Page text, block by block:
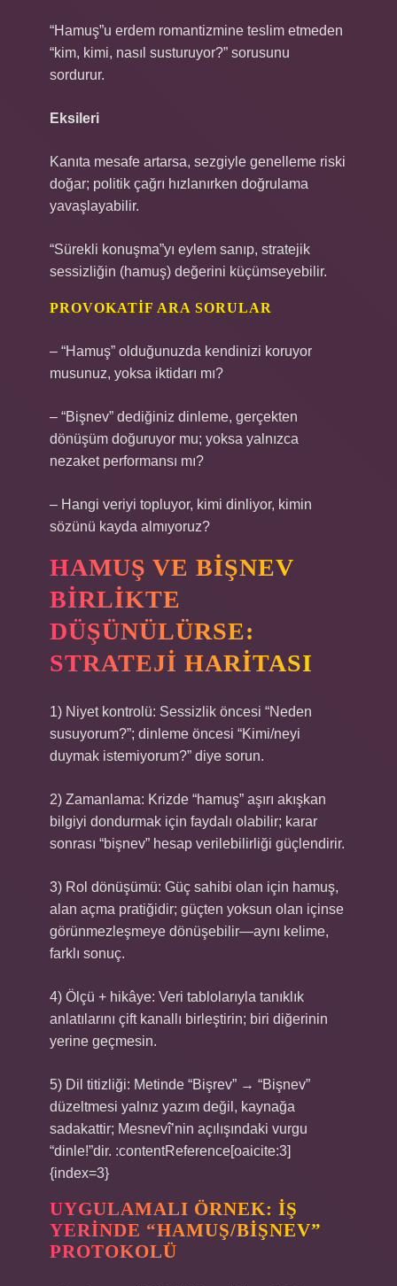
“Hamuş”u erdem romantizmine teslim etmeden
“kim, kimi, nasıl susturuyor?” sorusunu
sordurur.
Eksileri
Kanıta mesafe artarsa, sezgiyle genelleme riski
doğar; politik çağrı hızlanırken doğrulama
yavaşlayabilir.
“Sürekli konuşma”yı eylem sanıp, stratejik
sessizliğin (hamuş) değerini küçümseyebilir.
PROVOKATIF ARA SORULAR
– “Hamuş” olduğunuzda kendinizi koruyor
musunuz, yoksa iktidarı mı?
– “Bişnev” dediğiniz dinleme, gerçekten
dönüşüm doğuruyor mu; yoksa yalnızca
nezaket performansı mı?
– Hangi veriyi topluyor, kimi dinliyor, kimin
sözünü kayda almıyoruz?
HAMUŞ VE BIŞNEV
BIRLIKTE
DÜŞÜNÜLÜRSE:
STRATEJI HARITASI
1) Niyet kontrolü: Sessizlik öncesi “Neden
susuyorum?”; dinleme öncesi “Kimi/neyi
duymak istemiyorum?” diye sorun.
2) Zamanlama: Krizde “hamuş” aşırı akışkan
bilgiyi dondurmak için faydalı olabilir; karar
sonrası “bişnev” hesap verilebilirliği güçlendirir.
3) Rol dönüşümü: Güç sahibi olan için hamuş,
alan açma pratiğidir; güçten yoksun olan içinse
görünmezleşmeye dönüşebilir—aynı kelime,
farklı sonuç.
4) Ölçü + hikâye: Veri tablolarıyla tanıklık
anlatılarını çift kanallı birleştirin; biri diğerinin
yerine geçmesin.
5) Dil titizliği: Metinde “Bişrev” → “Bişnev”
düzeltmesi yalnız yazım değil, kaynağa
sadakattir; Mesnevî’nin açılışındaki vurgu
“dinle!”dir. :contentReference[oaicite:3]
{index=3}
UYGULAMALI ÖRNEK: İŞ
YERINDE “HAMUŞ/BIŞNEV”
PROTOKOLÜ